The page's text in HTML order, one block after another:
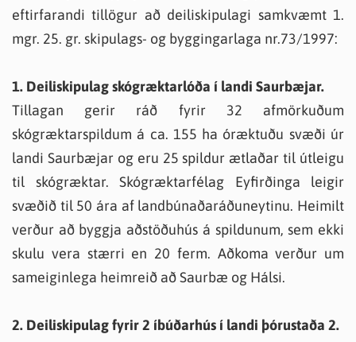
eftirfarandi tillögur að deiliskipulagi samkvæmt 1.
mgr. 25. gr. skipulags- og byggingarlaga nr.73/1997:
1. Deiliskipulag skógræktarlóða í landi Saurbæjar.
Tillagan gerir ráð fyrir 32 afmörkuðum
skógræktarspildum á ca. 155 ha óræktuðu svæði úr
landi Saurbæjar og eru 25 spildur ætlaðar til útleigu
til skógræktar. Skógræktarfélag Eyfirðinga leigir
svæðið til 50 ára af landbúnaðaráðuneytinu. Heimilt
verður að byggja aðstöðuhús á spildunum, sem ekki
skulu vera stærri en 20 ferm. Aðkoma verður um
sameiginlega heimreið að Saurbæ og Hálsi.
2. Deiliskipulag fyrir 2 íbúðarhús í landi þórustaða 2.